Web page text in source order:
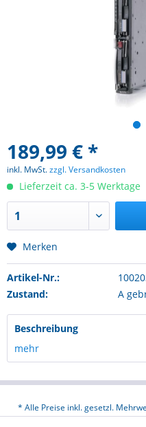
189,99 € *
inkl. MwSt.zzgl. Versandkosten
Lieferzeit ca. 3-5 Werktage
Merken
Artikel-Nr.:
Zustand:
A
Beschreibung
mehr
* Alle Preise inkl. gesetzl.